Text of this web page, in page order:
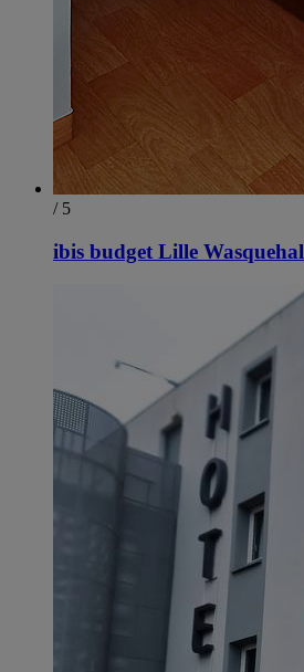
/ 5
ibis budget Lille Wasquehal